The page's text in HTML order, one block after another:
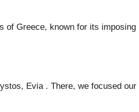
of Greece, known for its
Evia . There, we focused